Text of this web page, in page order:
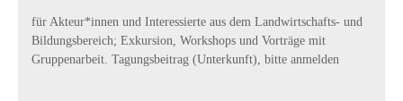
für Akteur*innen und Interessierte aus dem Landwirtschafts- und
Bildungsbereich; Exkursion, Workshops und Vorträge mit
Gruppenarbeit. Tagungsbeitrag (Unterkunft), bitte anmelden